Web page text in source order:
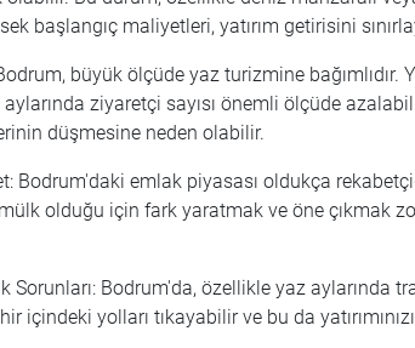
başlangıç maliyetleri, yatırım getirisini
büyük ölçüde yaz turizmine bağımlıdır.
aylarında ziyaretçi sayısı önemli ölçüde
düşmesine neden olabilir.
Bodrum'daki emlak piyasası oldukça
olduğu için fark yaratmak ve öne çıkmak
Sorunları: Bodrum'da, özellikle yaz aylarında
içindeki yolları tıkayabilir ve bu da